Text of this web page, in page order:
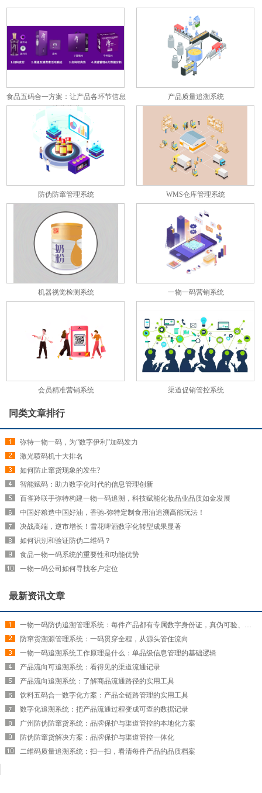
食品五码合一方案：让产品各环节信息
彼此关联
产品质量追溯系统
防伪防窜管理系统 WMS仓库管理系统
机器视觉检测系统 一物一码营销系统
会员精准营销系统 渠道促销管控系统
同类文章排行
弥特一物一码，为“数字伊利”加码发力
激光喷码机十大排名
如何防止窜货现象的发生?
智能赋码：助力数字化时代的信息管理创新
百雀羚联手弥特构建一物一码追溯，科技赋能化妆品业品质如金发展
中国好粮造中国好油，香驰-弥特定制食用油追溯高能玩法！
决战高端，逆市增长！雪花啤酒数字化转型成果显著
如何识别和验证防伪二维码？
食品一物一码系统的重要性和功能优势
一物一码公司如何寻找客户定位
最新资讯文章
一物一码防伪追溯管理系统：每件产品都有专属数字身份证，真伪可验、来源可查
防窜货溯源管理系统：一码贯穿全程，从源头管住流向
一物一码追溯系统工作原理是什么：单品级信息管理的基础逻辑
产品流向可追溯系统：看得见的渠道流通记录
产品流向追溯系统：了解商品流通路径的实用工具
饮料五码合一数字化方案：产品全链路管理的实用工具
数字化追溯系统：把产品流通过程变成可查的数据记录
广州防伪防窜货系统：品牌保护与渠道管控的本地化方案
防伪防窜货解决方案：品牌保护与渠道管控一体化
二维码质量追溯系统：扫一扫，看清每件产品的品质档案